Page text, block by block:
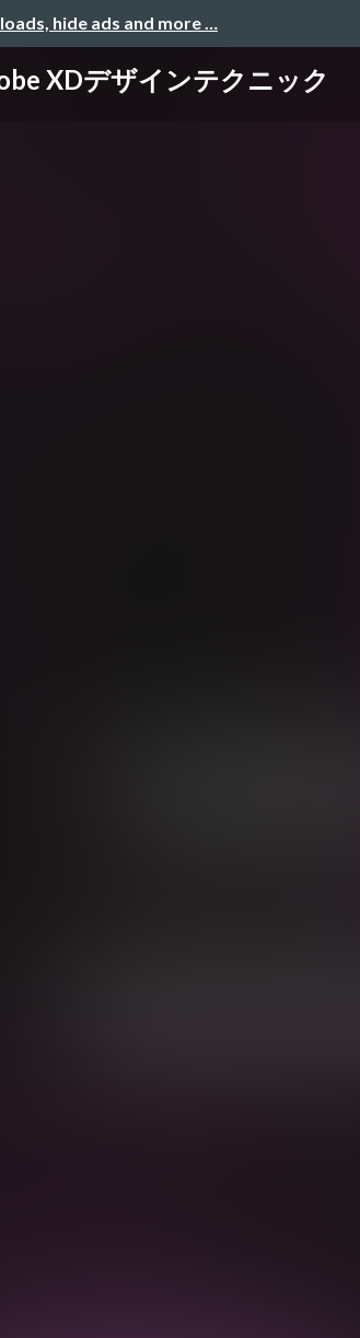
hide ads and more …
XDデザインテクニック